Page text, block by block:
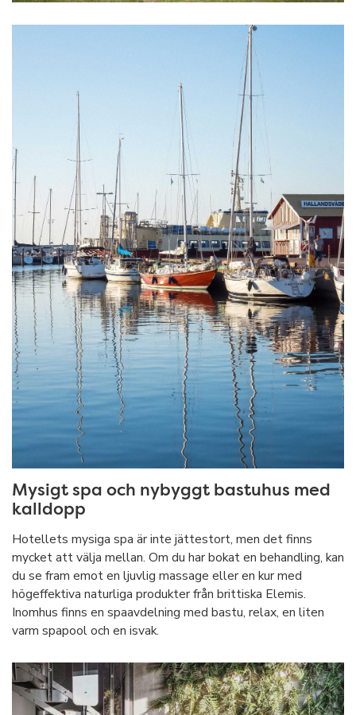
Mysigt spa och nybyggt bastuhus med
kalldopp
Hotellets mysiga spa är inte jättestort, men det finns
mycket att välja mellan. Om du har bokat en behandling, kan
du se fram emot en ljuvlig massage eller en kur med
högeffektiva naturliga produkter från brittiska Elemis.
Inomhus finns en spaavdelning med bastu, relax, en liten
varm spapool och en isvak.